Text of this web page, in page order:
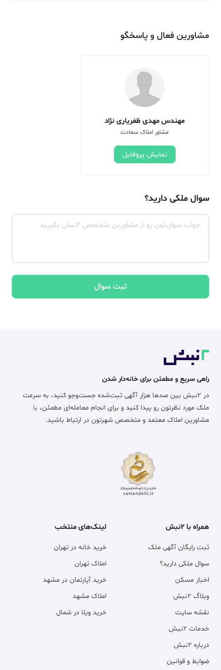
مشاورین فعال و پاسخگو
مهندس مهدی ظفریاری نژاد
مشاور املاک سعادت
نمایش پروفایل
سوال ملکی دارید؟
ثبت سوال
راهی سریع و مطمئن برای خانه‌دار شدن
در ۲نبش بین صدها هزار آگهی ثبت‌شده جست‌وجو کنید، به سرعت
ملک مورد نظرتون رو پیدا کنید و برای انجام معامله‌ای مطمئن، با
مشاورین املاک معتمد و متخصص شهرتون در ارتباط باشید.
همراه با ۲نبش
ثبت رایگان آگهی ملک
سوال ملکی دارید؟
اخبار مسکن
وبلاگ ۲نبش
نقشه سایت
خدمات ۲نبش
درباره ۲نبش
ضوابط و قوانین
لینک‌های منتخب
خرید خانه در تهران
املاک تهران
خرید آپارتمان در مشهد
املاک مشهد
خرید ویلا در شمال